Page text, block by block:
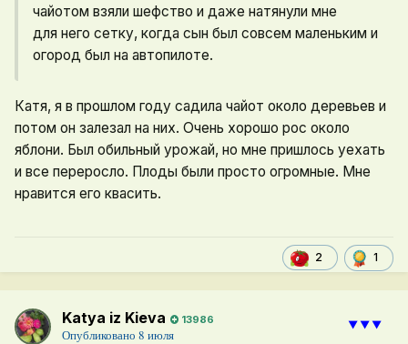
чайотом взяли шефство и даже натянули мне
для него сетку, когда сын был совсем маленьким и
огород был на автопилоте.
Катя, я в прошлом году садила чайот около деревьев и
потом он залезал на них. Очень хорошо рос около
яблони. Был обильный урожай, но мне пришлось уехать
и все переросло. Плоды были просто огромные. Мне
нравится его квасить.
2 1
Katya iz Kieva 13986
Опубликовано 8 июля
⯆⯆⯆